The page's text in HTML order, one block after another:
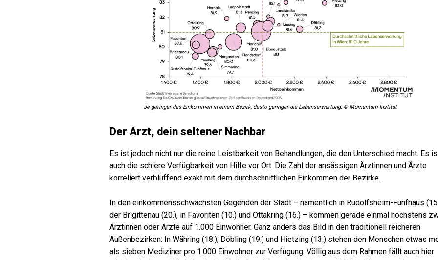
Je geringer das Einkommen in einem Bezirk, desto geringer die Lebenserwartung. © Momentum Institut
Der Arzt, dein seltener Nachbar
Es ist jedoch nicht nur die reine Leistbarkeit von Behandlungen, die den Unterschied macht. Es
auch die schiere Verfügbarkeit von Hilfe vor Ort. Die Zahl der ansässigen Ärztinnen und Ärzte
korreliert verblüffend exakt mit dem durchschnittlichen Einkommen der Bezirke.
In den einkommensschwächsten Gegenden der Stadt – namentlich in Rudolfsheim-Fünfhaus
der Brigittenau (20.), in Favoriten (10.) und Ottakring (16.) – kommen gerade einmal höchstens
Ärztinnen oder Ärzte auf 1.000 Einwohner. Ganz anders das Bild in den traditionell reicheren
Außenbezirken: In Währing (18.), Döbling (19.) und Hietzing (13.) stehen den Menschen etwas
als sieben Mediziner pro 1.000 Einwohner zur Verfügung. Völlig aus dem Rahmen fällt auch hier